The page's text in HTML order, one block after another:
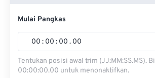
Mulai Pangkas
00 : 00 : 00 . 00
Tentukan posisi awal trim (JJ:MM:SS.MS).
00:00:00.00 untuk menonaktifkan.